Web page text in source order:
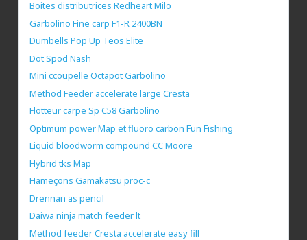
Boites distributrices Redheart Milo
Garbolino Fine carp F1-R 2400BN
Dumbells Pop Up Teos Elite
Dot Spod Nash
Mini ccoupelle Octapot Garbolino
Method Feeder accelerate large Cresta
Flotteur carpe Sp C58 Garbolino
Optimum power Map et fluoro carbon Fun Fishing
Liquid bloodworm compound CC Moore
Hybrid tks Map
Hameçons Gamakatsu proc-c
Drennan as pencil
Daiwa ninja match feeder lt
Method feeder Cresta accelerate easy fill